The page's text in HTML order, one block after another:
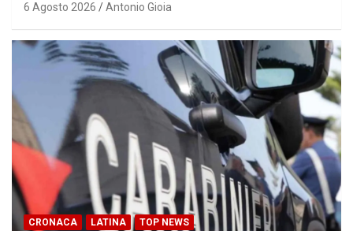
6 Agosto 2026 Antonio Gioia
CRONACA LATINA TOP NEWS